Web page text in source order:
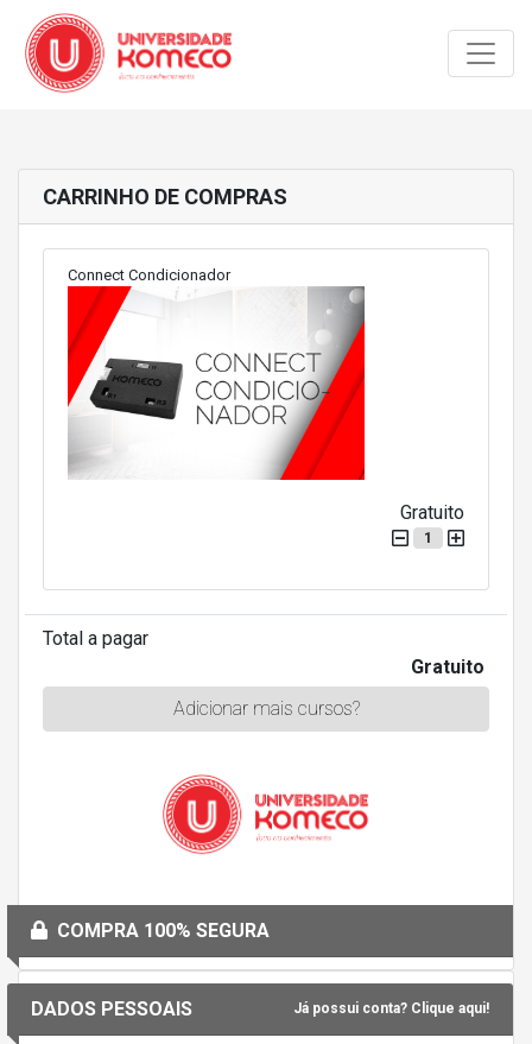
DADOS PESSOAIS Já possui conta? Clique aqui!
CARRINHO DE COMPRAS
Connect Condicionador
Gratuito
1
Total a pagar
Gratuito
Adicionar mais cursos?
COMPRA 100% SEGURA